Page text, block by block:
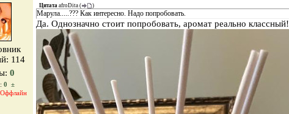
114
0
0
±
Оффлайн
Цитата afroDita ( )
Марула.....??? Как интересно. Надо попробовать.
Да. Однозначно стоит попробовать, аромат реально классный!